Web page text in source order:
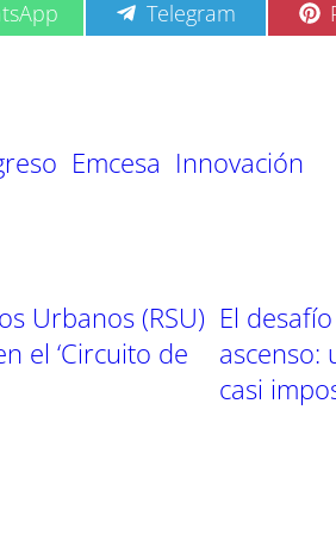
C
o
i
Telegram
Emcesa Innovación
Urbanos (RSU)
el ‘Circuito de
El
ascenso:
casi